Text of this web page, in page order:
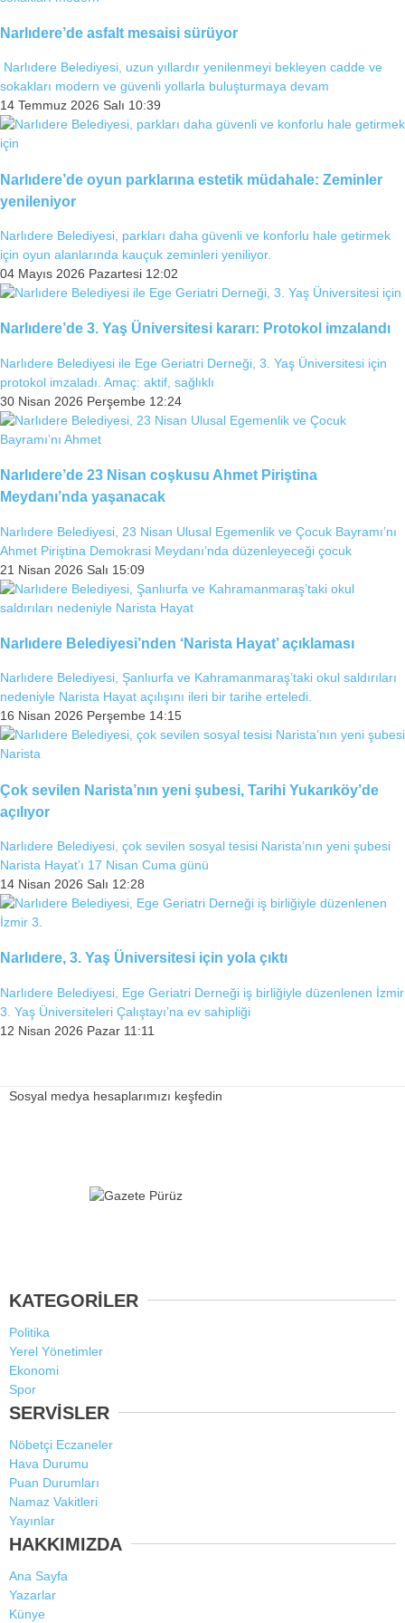
Narlıdere’de asfalt mesaisi sürüyor
Narlıdere Belediyesi, uzun yıllardır yenilenmeyi bekleyen cadde ve
sokakları modern ve güvenli yollarla buluşturmaya devam
14 Temmuz 2026 Salı 10:39
Narlıdere’de oyun parklarına estetik müdahale: Zeminler
yenileniyor
Narlıdere Belediyesi, parkları daha güvenli ve konforlu hale getirmek
için oyun alanlarında kauçuk zeminleri yeniliyor.
04 Mayıs 2026 Pazartesi 12:02
Narlıdere’de 3. Yaş Üniversitesi kararı: Protokol imzalandı
Narlıdere Belediyesi ile Ege Geriatri Derneği, 3. Yaş Üniversitesi için
protokol imzaladı. Amaç: aktif, sağlıklı
30 Nisan 2026 Perşembe 12:24
Narlıdere’de 23 Nisan coşkusu Ahmet Piriştina
Meydanı’nda yaşanacak
Narlıdere Belediyesi, 23 Nisan Ulusal Egemenlik ve Çocuk Bayramı’nı
Ahmet Piriştina Demokrasi Meydanı’nda düzenleyeceği çocuk
21 Nisan 2026 Salı 15:09
Narlıdere Belediyesi’nden ‘Narista Hayat’ açıklaması
Narlıdere Belediyesi, Şanlıurfa ve Kahramanmaraş’taki okul saldırıları
nedeniyle Narista Hayat açılışını ileri bir tarihe erteledi.
16 Nisan 2026 Perşembe 14:15
Çok sevilen Narista’nın yeni şubesi, Tarihi Yukarıköy’de
açılıyor
Narlıdere Belediyesi, çok sevilen sosyal tesisi Narista’nın yeni şubesi
Narista Hayat’ı 17 Nisan Cuma günü
14 Nisan 2026 Salı 12:28
Narlıdere, 3. Yaş Üniversitesi için yola çıktı
Narlıdere Belediyesi, Ege Geriatri Derneği iş birliğiyle düzenlenen İzmir
3. Yaş Üniversiteleri Çalıştayı’na ev sahipliği
12 Nisan 2026 Pazar 11:11
Sosyal medya hesaplarımızı keşfedin
KATEGORİLER
Politika
Yerel Yönetimler
Ekonomi
Spor
SERVİSLER
Nöbetçi Eczaneler
Hava Durumu
Puan Durumları
Namaz Vakitleri
Yayınlar
HAKKIMIZDA
Ana Sayfa
Yazarlar
Künye